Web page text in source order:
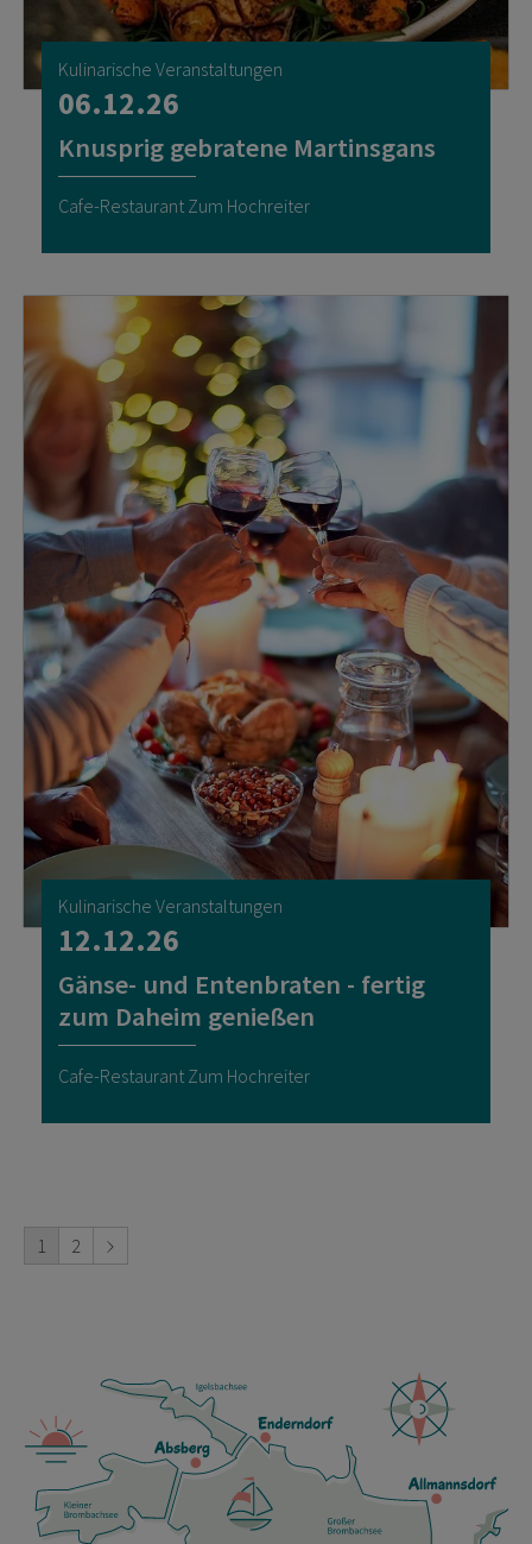
Kulinarische Veranstaltungen
06.12.26
Knusprig gebratene Martinsgans
Cafe-Restaurant Zum Hochreiter
Kulinarische Veranstaltungen
12.12.26
Gänse- und Entenbraten - fertig
zum Daheim genießen
Cafe-Restaurant Zum Hochreiter
1 2